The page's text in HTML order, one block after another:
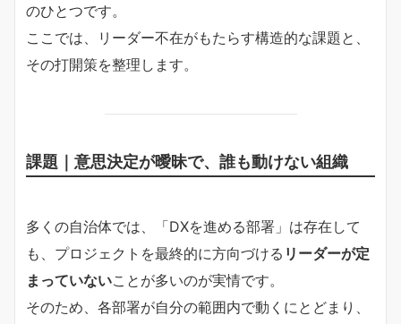
のひとつです。
ここでは、リーダー不在がもたらす構造的な課題と、
その打開策を整理します。
課題｜意思決定が曖昧で、誰も動けない組織
多くの自治体では、「DXを進める部署」は存在して
も、プロジェクトを最終的に方向づける リーダーが定
まっていないことが多いのが実情です。
そのため、各部署が自分の範囲内で動くにとどまり、